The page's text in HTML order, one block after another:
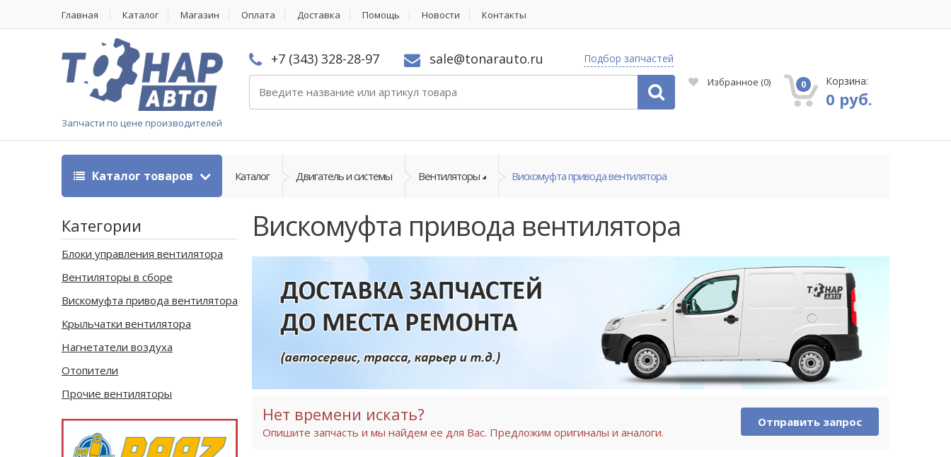
Главная Каталог Магазин Оплата Доставка Помощь Новости Контакты
Запчасти по цене производителей
+7 (343) 328-28-97 sale@tonarauto.ru Подбор запчастей
Избранное (0) 0 Корзина:
0 руб.
Каталог товаров Каталог Двигатель и системы Вентиляторы Вискомуфта привода вентилятора
Вискомуфта привода вентилятора
Нет времени искать?
Опишите запчасть и мы найдем ее для Вас. Предложим оригиналы и аналоги.
Отправить запрос
Категории
Блоки управления вентилятора
Вентиляторы в сборе
Вискомуфта привода вентилятора
Крыльчатки вентилятора
Нагнетатели воздуха
Отопители
Прочие вентиляторы